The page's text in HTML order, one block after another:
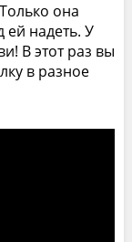
она
ей надеть. У
В этот раз вы
в разное